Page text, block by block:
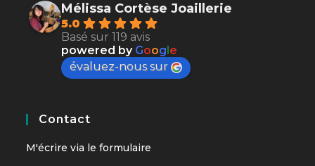
Mélissa Cortèse Joaillerie
5.0
Basé sur 119 avis
powered by Goog e
évaluez-nous sur
Contact
M'écrire via leformulaire